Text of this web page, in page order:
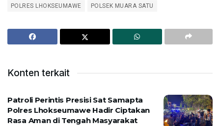
POLRES LHOKSEUMAWE POLSEK MUARA SATU
Konten terkait
Patroli Perintis Presisi Sat Samapta
Polres Lhokseumawe Hadir Ciptakan
Rasa Aman di Tengah Masyarakat